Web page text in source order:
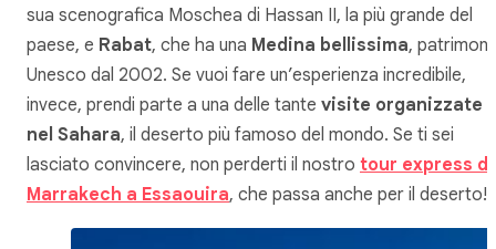
sua scenografica Moschea di Hassan II, la più grande del
paese, e Rabat, che ha una Medina bellissima,
Unesco dal 2002. Se vuoi fare un’esperienza incredibile,
invece, prendi parte a una delle tante visite organizzate
nel Sahara, il deserto più famoso del mondo. Se ti sei
lasciato convincere, non perderti il nostro tour express
Marrakech a Essaouira, che passa anche per il deserto!